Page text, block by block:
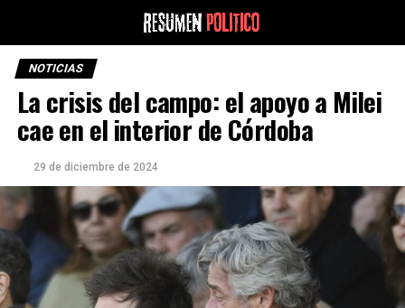
NOTICIAS
La crisis del campo: el apoyo a Milei
cae en el interior de Córdoba
29 de diciembre de 2024